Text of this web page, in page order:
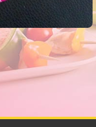
کیسه آب گرم 2000 فروش